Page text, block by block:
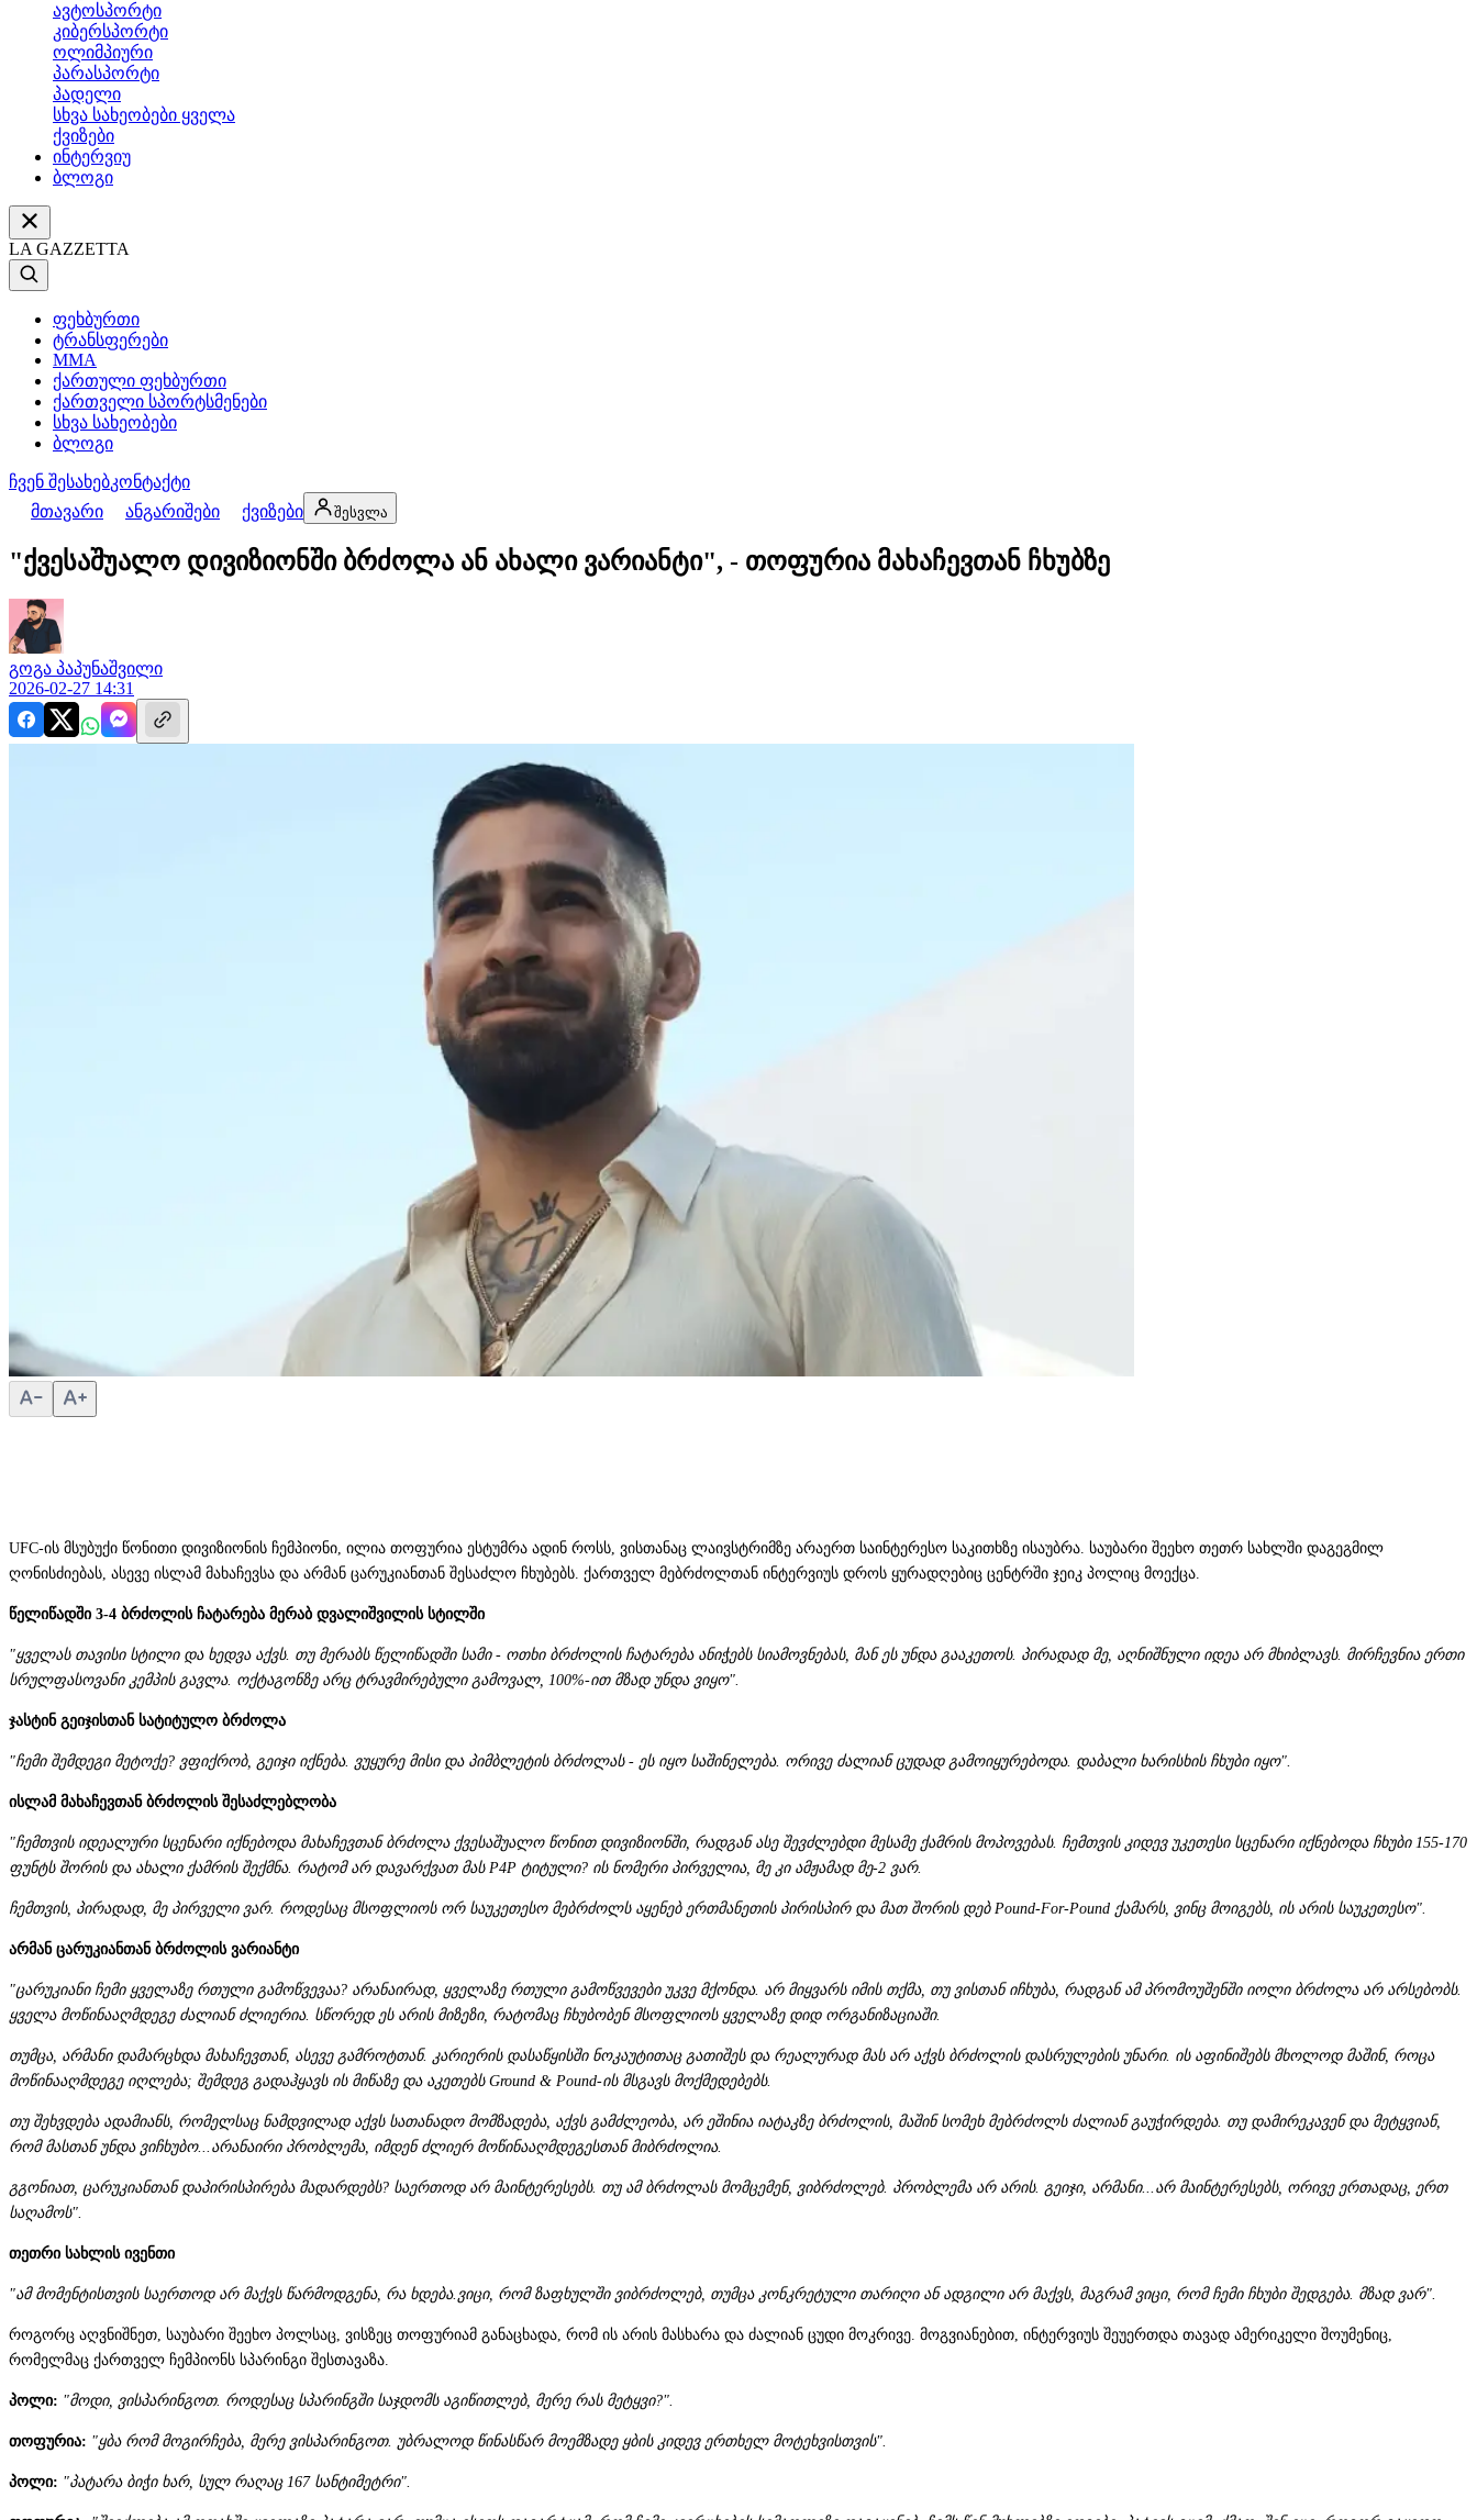
ავტოსპორტი
კიბერსპორტი
ოლიმპიური
პარასპორტი
პადელი
სხვა სახეობები ყველა
ქვიზები
ინტერვიუ
ბლოგი
LA GAZZETTA
ფეხბურთი
ტრანსფერები
MMA
ქართული ფეხბურთი
ქართველი სპორტსმენები
სხვა სახეობები
ბლოგი
ჩვენ შესახებკონტაქტი
მთავარი
ანგარიშები ქვიზები შესვლა
"ქვესაშუალო დივიზიონში ბრძოლა ან ახალი ვარიანტი", - თოფურია მახაჩევთან ჩხუბზე
გოგა პაპუნაშვილი
2026-02-27 14:31
UFC-ის მსუბუქი წონითი დივიზიონის ჩემპიონი, ილია თოფურია ესტუმრა ადინ როსს, ვისთანაც ლაივსტრიმზე არაერთ საინტერესო საკითხზე ისაუბრა. საუბარი შეეხო თეთრ სახლში დაგეგმილ
ღონისძიებას, ასევე ისლამ მახაჩევსა და არმან ცარუკიანთან შესაძლო ჩხუბებს. ქართველ მებრძოლთან ინტერვიუს დროს ყურადღებიც ცენტრში ჯეიკ პოლიც მოექცა.
წელიწადში 3-4 ბრძოლის ჩატარება მერაბ დვალიშვილის სტილში
"ყველას თავისი სტილი და ხედვა აქვს. თუ მერაბს წელიწადში სამი - ოთხი ბრძოლის ჩატარება ანიჭებს სიამოვნებას, მან ეს უნდა გააკეთოს. პირადად მე, აღნიშნული იდეა არ მხიბლავს. მირჩევნია ერთი
სრულფასოვანი კემპის გავლა. ოქტაგონზე არც ტრავმირებული გამოვალ, 100%-ით მზად უნდა ვიყო".
ჯასტინ გეიჯისთან სატიტულო ბრძოლა
"ჩემი შემდეგი მეტოქე? ვფიქრობ, გეიჯი იქნება. ვუყურე მისი და პიმბლეტის ბრძოლას - ეს იყო საშინელება. ორივე ძალიან ცუდად გამოიყურებოდა. დაბალი ხარისხის ჩხუბი იყო".
ისლამ მახაჩევთან ბრძოლის შესაძლებლობა
"ჩემთვის იდეალური სცენარი იქნებოდა მახაჩევთან ბრძოლა ქვესაშუალო წონით დივიზიონში, რადგან ასე შევძლებდი მესამე ქამრის მოპოვებას. ჩემთვის კიდევ უკეთესი სცენარი იქნებოდა ჩხუბი 155-170
ფუნტს შორის და ახალი ქამრის შექმნა. რატომ არ დავარქვათ მას P4P ტიტული? ის ნომერი პირველია, მე კი ამჟამად მე-2 ვარ.
ჩემთვის, პირადად, მე პირველი ვარ. როდესაც მსოფლიოს ორ საუკეთესო მებრძოლს აყენებ ერთმანეთის პირისპირ და მათ შორის დებ Pound-For-Pound ქამარს, ვინც მოიგებს, ის არის საუკეთესო".
არმან ცარუკიანთან ბრძოლის ვარიანტი
"ცარუკიანი ჩემი ყველაზე რთული გამოწვევაა? არანაირად, ყველაზე რთული გამოწვევები უკვე მქონდა. არ მიყვარს იმის თქმა, თუ ვისთან იჩხუბა, რადგან ამ პრომოუშენში იოლი ბრძოლა არ არსებობს.
ყველა მოწინააღმდეგე ძალიან ძლიერია. სწორედ ეს არის მიზეზი, რატომაც ჩხუბობენ მსოფლიოს ყველაზე დიდ ორგანიზაციაში.
თუმცა, არმანი დამარცხდა მახაჩევთან, ასევე გამროტთან. კარიერის დასაწყისში ნოკაუტითაც გათიშეს და რეალურად მას არ აქვს ბრძოლის დასრულების უნარი. ის აფინიშებს მხოლოდ მაშინ, როცა
მოწინააღმდეგე იღლება; შემდეგ გადაჰყავს ის მიწაზე და აკეთებს Ground & Pound-ის მსგავს მოქმედებებს.
თუ შეხვდება ადამიანს, რომელსაც ნამდვილად აქვს სათანადო მომზადება, აქვს გამძლეობა, არ ეშინია იატაკზე ბრძოლის, მაშინ სომეხ მებრძოლს ძალიან გაუჭირდება. თუ დამირეკავენ და მეტყვიან,
რომ მასთან უნდა ვიჩხუბო...არანაირი პრობლემა, იმდენ ძლიერ მოწინააღმდეგესთან მიბრძოლია.
გგონიათ, ცარუკიანთან დაპირისპირება მადარდებს? საერთოდ არ მაინტერესებს. თუ ამ ბრძოლას მომცემენ, ვიბრძოლებ. პრობლემა არ არის. გეიჯი, არმანი...არ მაინტერესებს, ორივე ერთადაც, ერთ
საღამოს".
თეთრი სახლის ივენთი
"ამ მომენტისთვის საერთოდ არ მაქვს წარმოდგენა, რა ხდება.ვიცი, რომ ზაფხულში ვიბრძოლებ, თუმცა კონკრეტული თარიღი ან ადგილი არ მაქვს, მაგრამ ვიცი, რომ ჩემი ჩხუბი შედგება. მზად ვარ".
როგორც აღვნიშნეთ, საუბარი შეეხო პოლსაც, ვისზეც თოფურიამ განაცხადა, რომ ის არის მასხარა და ძალიან ცუდი მოკრივე. მოგვიანებით, ინტერვიუს შეუერთდა თავად ამერიკელი შოუმენიც,
რომელმაც ქართველ ჩემპიონს სპარინგი შესთავაზა.
პოლი: "მოდი, ვისპარინგოთ. როდესაც სპარინგში საჯდომს აგიწითლებ, მერე რას მეტყვი?".
თოფურია: "ყბა რომ მოგირჩება, მერე ვისპარინგოთ. უბრალოდ წინასწარ მოემზადე ყბის კიდევ ერთხელ მოტეხვისთვის".
პოლი: "პატარა ბიჭი ხარ, სულ რაღაც 167 სანტიმეტრი".